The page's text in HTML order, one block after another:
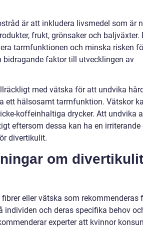
är att inkludera livsmedel som är
frukt, grönsaker och baljväxter.
tarmfunktionen och minska risken
bidragande faktor till utvecklingen av
med vätska för att undvika
ett hälsosamt tarmfunktion. Vätskor
koffeinhaltiga drycker. Att undvika
eftersom dessa kan ha en
divertikulit.
om divertikulit
eller vätska som rekommenderas
individen och deras specifika behov
experter att kvinnor